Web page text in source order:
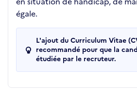
égale.
L'ajout du Curriculum Vitae
recommandé pour que la
étudiée par le recruteur.